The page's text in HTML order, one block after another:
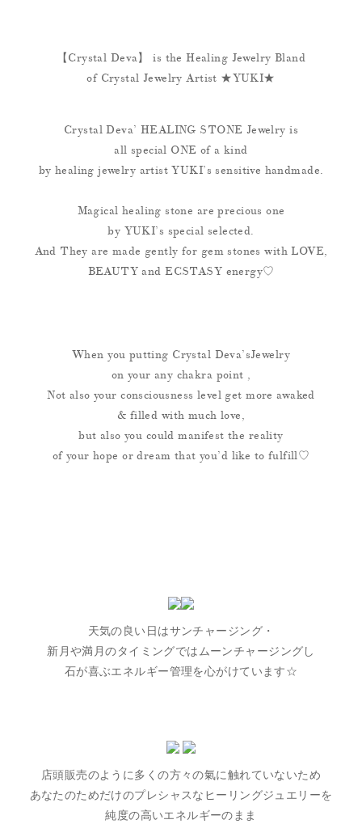
【Crystal Deva】 is the Healing Jewelry Bland
of Crystal Jewelry Artist ★YUKI★
Crystal Deva’ HEALING STONE Jewelry is
all special ONE of a kind
by healing jewelry artist YUKI’s sensitive handmade.
Magical healing stone are precious one
by YUKI’s special selected.
And They are made gently for gem stones with LOVE,
BEAUTY and ECSTASY energy♡
When you putting Crystal Deva’sJewelry
on your any chakra point ,
Not also your consciousness level get more awaked
& filled with much love,
but also you could manifest the reality
of your hope or dream that you’d like to fulfill♡
天気の良い日はサンチャージング・
新月や満月のタイミングではムーンチャージングし
石が喜ぶエネルギー管理を心がけています☆
店頭販売のように多くの方々の氣に触れていないため
あなたのためだけのプレシャスなヒーリングジュエリーを
純度の高いエネルギーのまま